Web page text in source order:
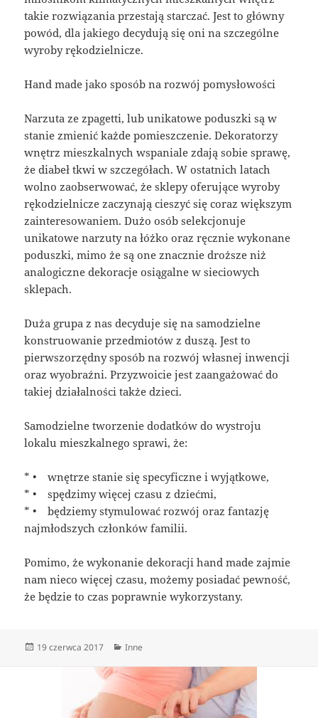
takie rozwiązania przestają starczać. Jest to główny
powód, dla jakiego decydują się oni na szczególne
wyroby rękodzielnicze.
Hand made jako sposób na rozwój pomysłowości
Narzuta ze zpagetti, lub unikatowe poduszki są w
stanie zmienić każde pomieszczenie. Dekoratorzy
wnętrz mieszkalnych wspaniale zdają sobie sprawę,
że diabeł tkwi w szczegółach. W ostatnich latach
wolno zaobserwować, że sklepy oferujące wyroby
rękodzielnicze zaczynają cieszyć się coraz większym
zainteresowaniem. Dużo osób selekcjonuje
unikatowe narzuty na łóżko oraz ręcznie wykonane
poduszki, mimo że są one znacznie droższe niż
analogiczne dekoracje osiągalne w sieciowych
sklepach.
Duża grupa z nas decyduje się na samodzielne
konstruowanie przedmiotów z duszą. Jest to
pierwszorzędny sposób na rozwój własnej inwencji
oraz wyobraźni. Przyzwoicie jest zaangażować do
takiej działalności także dzieci.
Samodzielne tworzenie dodatków do wystroju
lokalu mieszkalnego sprawi, że:
* • wnętrze stanie się specyficzne i wyjątkowe,
* • spędzimy więcej czasu z dziećmi,
* • będziemy stymulować rozwój oraz fantazję
najmłodszych członków familii.
Pomimo, że wykonanie dekoracji hand made zajmie
nam nieco więcej czasu, możemy posiadać pewność,
że będzie to czas poprawnie wykorzystany.
Data
19 czerwca 2017 Kategorie
Inne